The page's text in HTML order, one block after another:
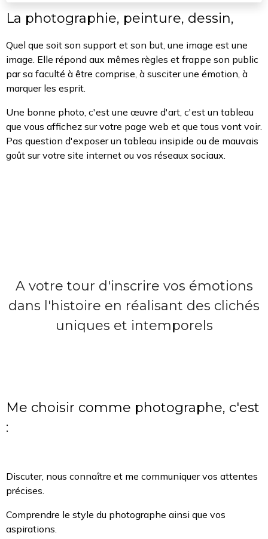
La photographie, peinture, dessin,
Quel que soit son support et son but, une image est une
image. Elle répond aux mêmes règles et frappe son public
par sa faculté à être comprise, à susciter une émotion, à
marquer les esprit.
Une bonne photo, c'est une œuvre d'art, c'est un tableau
que vous affichez sur votre page web et que tous vont voir.
Pas question d'exposer un tableau insipide ou de mauvais
goût sur votre site internet ou vos réseaux sociaux.
A votre tour d'inscrire vos émotions
dans l'histoire en réalisant des clichés
uniques et intemporels
Me choisir comme photographe, c'est
:
Discuter, nous connaître et me communiquer vos attentes
précises.
Comprendre le style du photographe ainsi que vos
aspirations.